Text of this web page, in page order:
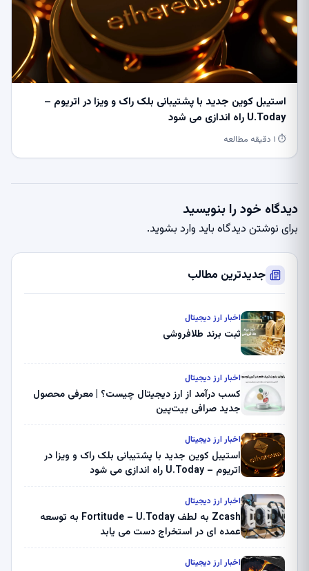
استیبل کوین جدید با پشتیبانی بلک راک و ویزا در اتریوم –
U.Today راه اندازی می شود
⏱ ۱ دقیقه مطالعه
دیدگاه خود را بنویسید
برای نوشتن دیدگاه باید وارد بشوید.
جدیدترین مطالب
اخبار ارز دیجیتال
ثبت برند طلافروشی
اخبار ارز دیجیتال
کسب درآمد از ارز دیجیتال چیست؟ | معرفی محصول
جدید صرافی بیت‌پین
اخبار ارز دیجیتال
استیبل کوین جدید با پشتیبانی بلک راک و ویزا در
اتریوم – U.Today راه اندازی می شود
اخبار ارز دیجیتال
Zcash به لطف Fortitude – U.Today به توسعه
عمده ای در استخراج دست می یابد
اخبار ارز دیجیتال